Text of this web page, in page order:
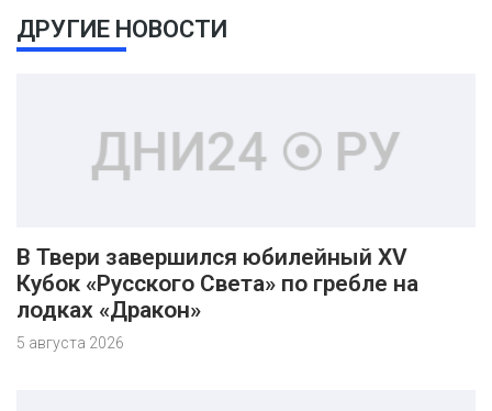
ДРУГИЕ НОВОСТИ
В Твери завершился юбилейный XV
Кубок «Русского Света» по гребле на
лодках «Дракон»
5 августа 2026